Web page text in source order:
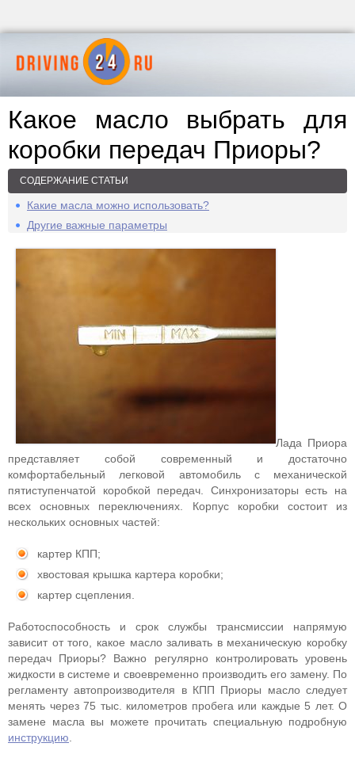
Какое масло выбрать для
коробки передач Приоры?
СОДЕРЖАНИЕ СТАТЬИ
Какие масла можно использовать?
Другие важные параметры
Лада Приора
представляет собой современный и достаточно
комфортабельный легковой автомобиль с механической
пятиступенчатой коробкой передач. Синхронизаторы есть на
всех основных переключениях. Корпус коробки состоит из
нескольких основных частей:
картер КПП;
хвостовая крышка картера коробки;
картер сцепления.
Работоспособность и срок службы трансмиссии напрямую
зависит от того, какое масло заливать в механическую коробку
передач Приоры? Важно регулярно контролировать уровень
жидкости в системе и своевременно производить его замену. По
регламенту автопроизводителя в КПП Приоры масло следует
менять через 75 тыс. километров пробега или каждые 5 лет. О
замене масла вы можете прочитать специальную подробную
инструкцию